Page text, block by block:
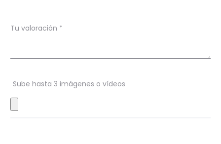
i
o
e
s
Tu valoración *
Sube hasta 3 imágenes o vídeos